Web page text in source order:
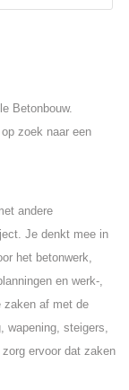
Betonbouw.
zoek naar een
andere
Je denkt mee in
het betonwerk,
en werk-,
zaken af met de
wapening, steigers,
ervoor dat zaken